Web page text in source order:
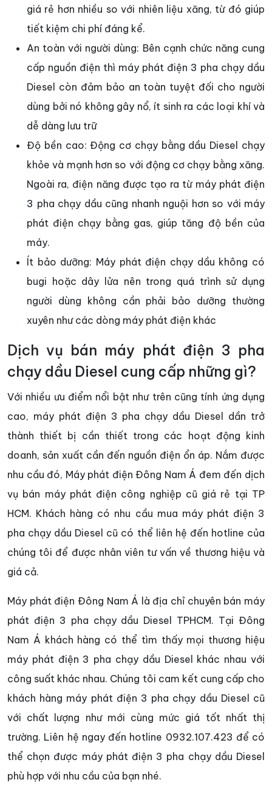
giá rẻ hơn nhiều so với nhiên liệu xăng, từ đó giúp
tiết kiệm chi phí đáng kể.
An toàn với người dùng: Bên cạnh chức năng cung
cấp nguồn điện thì máy phát điện 3 pha chạy dầu
Diesel còn đảm bảo an toàn tuyệt đối cho người
dùng bởi nó không gây nổ, ít sinh ra các loại khí và
dễ dàng lưu trữ
Độ bền cao: Động cơ chạy bằng dầu Diesel chạy
khỏe và mạnh hơn so với động cơ chạy bằng xăng.
Ngoài ra, điện năng được tạo ra từ máy phát điện
3 pha chạy dầu cũng nhanh nguội hơn so với máy
phát điện chạy bằng gas, giúp tăng độ bền của
máy.
Ít bảo dưỡng: Máy phát điện chạy dầu không có
bugi hoặc dây lửa nên trong quá trình sử dụng
người dùng không cần phải bảo dưỡng thường
xuyên như các dòng máy phát điện khác
Dịch vụ bán máy phát điện 3 pha
chạy dầu Diesel cung cấp những gì?
Với nhiều ưu điểm nổi bật như trên cũng tính ứng dụng
cao, máy phát điện 3 pha chạy dầu Diesel dần trở
thành thiết bị cần thiết trong các hoạt động kinh
doanh, sản xuất cần đến nguồn điện ổn áp. Nắm được
nhu cầu đó, Máy phát điện Đông Nam Á đem đến dịch
vụ bán máy phát điện công nghiệp cũ giá rẻ tại TP
HCM. Khách hàng có nhu cầu mua máy phát điện 3
pha chạy dầu Diesel cũ có thể liên hệ đến hotline của
chúng tôi để được nhân viên tư vấn về thương hiệu và
giá cả.
Máy phát điện Đông Nam Á là địa chỉ chuyên bán máy
phát điện 3 pha chạy dầu Diesel TPHCM. Tại Đông
Nam Á khách hàng có thể tìm thấy mọi thương hiệu
máy phát điện 3 pha chạy dầu Diesel khác nhau với
công suất khác nhau. Chúng tôi cam kết cung cấp cho
khách hàng máy phát điện 3 pha chạy dầu Diesel cũ
với chất lượng như mới cùng mức giá tốt nhất thị
trường. Liên hệ ngay đến hotline 0932.107.423 để có
thể chọn được máy phát điện 3 pha chạy dầu Diesel
phù hợp với nhu cầu của bạn nhé.